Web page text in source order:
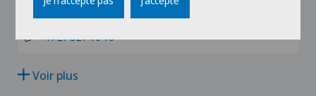
Privatklinik Siloah
Schmerzklinik Basel
NE
1950 Sion
info@cliniquevalere.ch
+41 27 327 10 10
Voir plus